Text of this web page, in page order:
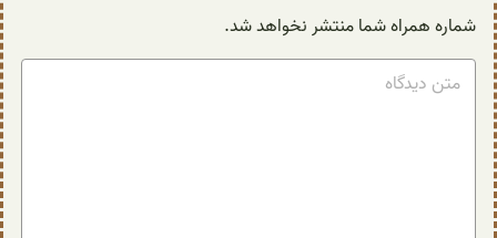
شماره همراه شما منتشر نخواهد شد.